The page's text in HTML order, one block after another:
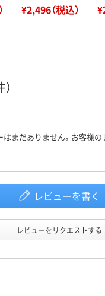
¥2,496（税込）
まだありません。お客様
レビューを書く
レビューをリクエストする